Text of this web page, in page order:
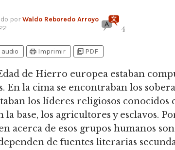
porWaldo Reboredo Arroyo
4
print Imprimir picture_as_pdf PDF
de Hierro europea estaban
En la cima se encontraban los
los líderes religiosos conocidos
base, los agricultores y esclavos.
acerca de esos grupos humanos son
de fuentes literarias